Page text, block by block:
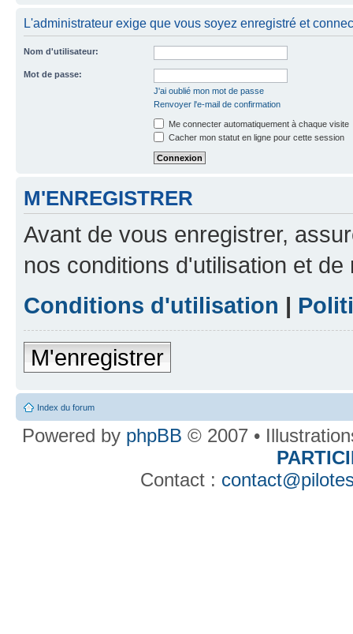
L'administrateur exige que vous soyez enregistré et
Nom d'utilisateur:
Mot de passe:
J'ai oublié mon mot de passe
Renvoyer l'e-mail de confirmation
Me connecter automatiquement à chaque visite
Cacher mon statut en ligne pour cette session
M'ENREGISTRER
Avant de vous enregistrer,
nos conditions d'utilisation et
Conditions d'utilisation |
M'enregistrer
Index du forum
Powered by phpBB © 2007 •
Contact :